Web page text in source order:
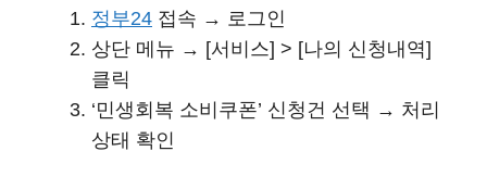
정부24 접속 → 로그인
상단 메뉴 → [서비스] > [나의 신청내역]
클릭
‘민생회복 소비쿠폰’ 신청건 선택 → 처리
상태 확인